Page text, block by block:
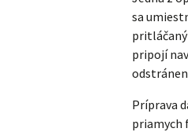
sa
pritláčaný
pripojí
Príprava
priamych